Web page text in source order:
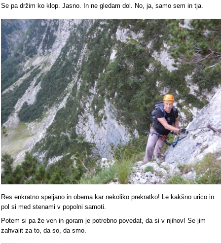
Se pa držim ko klop. Jasno. In ne gledam dol. No, ja, samo sem in tja.
Res enkratno speljano in obema kar nekoliko prekratko! Le kakšno urico in
pol si med stenami v popolni samoti.
Potem si pa že ven in goram je potrebno povedat, da si v njihov! Se jim
zahvalit za to, da so, da smo.